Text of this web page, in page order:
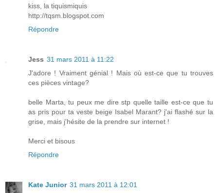
kiss, la tiquismiquis
http://tqsm.blogspot.com
Répondre
Jess 31 mars 2011 à 11:22
J'adore ! Vraiment génial ! Mais où est-ce que tu trouves
ces pièces vintage?
belle Marta, tu peux me dire stp quelle taille est-ce que tu
as pris pour ta veste beige Isabel Marant? j'ai flashé sur la
grise, mais j'hésite de la prendre sur internet !
Merci et bisous
Répondre
Kate Junior 31 mars 2011 à 12:01